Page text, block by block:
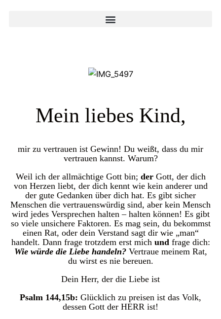
Mein liebes Kind,
mir zu vertrauen ist Gewinn! Du weißt, dass du mir
vertrauen kannst. Warum?
Weil ich der allmächtige Gott bin; derGott, der dich
von Herzen liebt, der dich kennt wie kein anderer und
der gute Gedanken über dich hat. Es gibt sicher
Menschen die vertrauenswürdig sind, aber kein Mensch
wird jedes Versprechen halten – halten können! Es gibt
so viele unsichere Faktoren. Es mag sein, du bekommst
einen Rat, oder dein Verstand sagt dir wie „man“
handelt. Dann frage trotzdem erst mich und frage dich:
Wie würde die Liebe handeln? Vertraue meinem Rat,
du wirst es nie bereuen.
Dein Herr, der die Liebe ist
Psalm 144,15b: Glücklich zu preisen ist das Volk,
dessen Gott der HERR ist!